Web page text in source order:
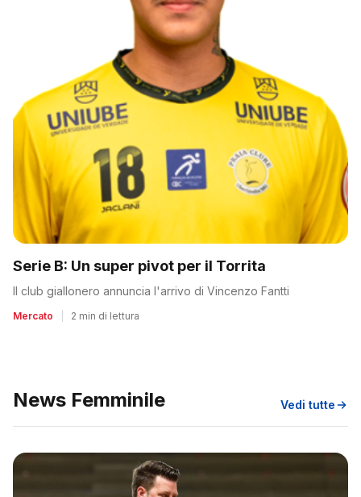
Serie B: Un super pivot per il Torrita
Il club giallonero annuncia l'arrivo di Vincenzo Fantti
Mercato 2 min di lettura
News Femminile Vedi tutte